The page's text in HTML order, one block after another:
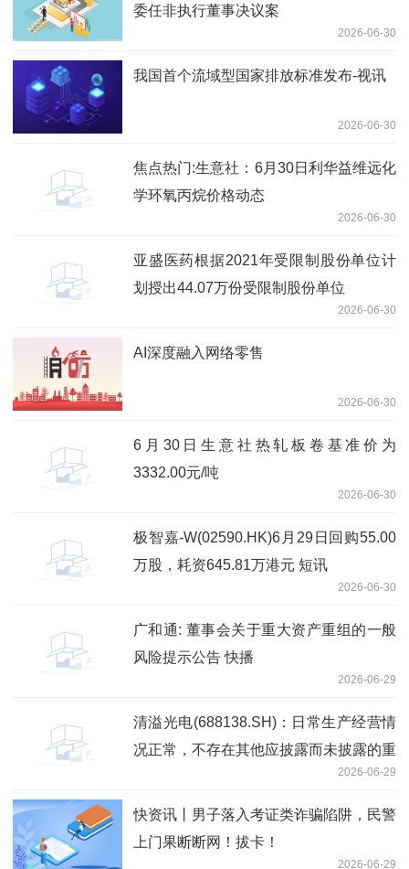
委任非执行董事决议案
2026-06-30
我国首个流域型国家排放标准发布-视讯
2026-06-30
焦点热门:生意社：6月30日利华益维远化
学环氧丙烷价格动态
2026-06-30
亚盛医药根据2021年受限制股份单位计
划授出44.07万份受限制股份单位
2026-06-30
AI深度融入网络零售
2026-06-30
6月30日生意社热轧板卷基准价为
3332.00元/吨
2026-06-30
极智嘉-W(02590.HK)6月29日回购55.00
万股，耗资645.81万港元 短讯
2026-06-30
广和通: 董事会关于重大资产重组的一般
风险提示公告 快播
2026-06-29
清溢光电(688138.SH)：日常生产经营情
况正常，不存在其他应披露而未披露的重
2026-06-29
快资讯丨男子落入考证类诈骗陷阱，民警
上门果断断网！拔卡！
2026-06-29